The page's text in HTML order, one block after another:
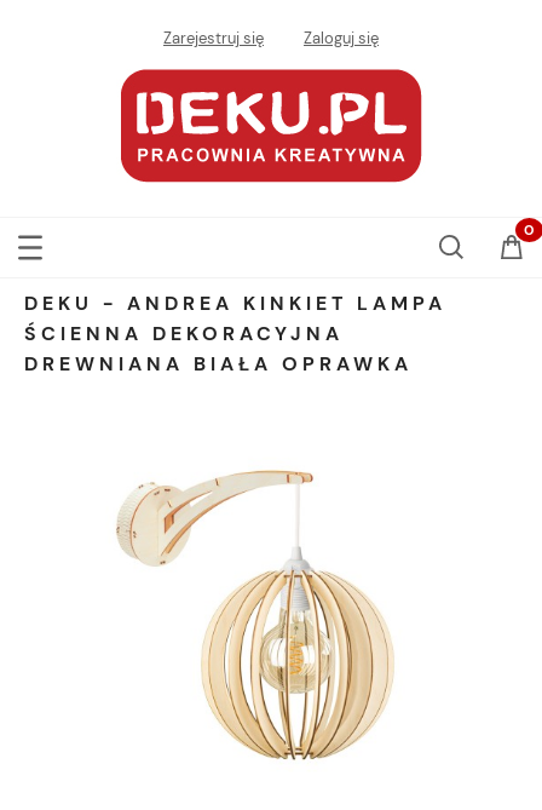
Zarejestruj się Zaloguj się
DEKU - ANDREA KINKIET LAMPA
ŚCIENNA DEKORACYJNA
DREWNIANA BIAŁA OPRAWKA